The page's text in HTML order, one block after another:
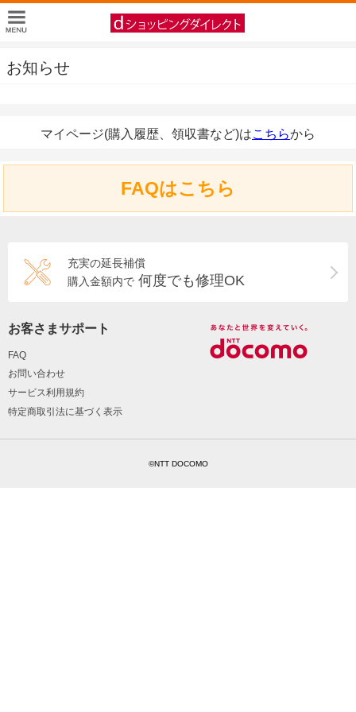
お知らせ
マイページ(購入履歴、領収書など)はこちらから
FAQはこちら
充実の延長補償
購入金額内で 何度でも修理OK
お客さまサポート
FAQ
お問い合わせ
サービス利用規約
特定商取引法に基づく表示
©NTT DOCOMO